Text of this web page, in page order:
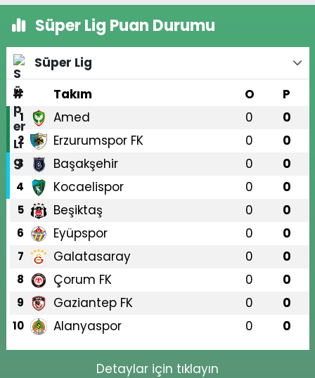
Süper Lig Puan Durumu
Süper Lig
#
Takım O P
1 Amed 0 0
2 Erzurumspor FK 0 0
3 Başakşehir 0 0
4 Kocaelispor 0 0
5 Beşiktaş 0 0
6 Eyüpspor 0 0
7 Galatasaray 0 0
8 Çorum FK 0 0
9 Gaziantep FK 0 0
10 Alanyaspor 0 0
Detaylar için tıklayın